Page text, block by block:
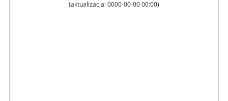
(aktualizacja: 0000-00-00 00:00)